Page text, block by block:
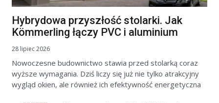
Hybrydowa przyszłość stolarki. Jak
Kömmerling łączy PVC i aluminium
28 lipiec 2026
Nowoczesne budownictwo stawia przed stolarką coraz
wyższe wymagania. Dziś liczy się już nie tylko atrakcyjny
wygląd okien, ale również ich efektywność energetyczna